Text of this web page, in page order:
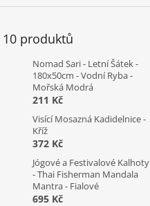
10 produktů
Nomad Sari - Letní Šátek -
180x50cm - Vodní Ryba -
Mořská Modrá
211 Kč
Visící Mosazná Kadidelnice -
Kříž
372 Kč
Jógové a Festivalové Kalhoty
- Thai Fisherman Mandala
Mantra - Fialové
695 Kč